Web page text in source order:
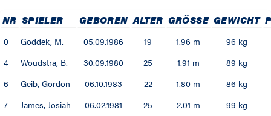
NR SPIELER GEBOREN ALTER GRÖSSE GEWICHT
0 Goddek, M. 05.09.1986 19 1.96 m
96 kg
4
Woudstra, B. 30.09.1980 25 1.91 m
89 kg
6
Geib, Gordon 06.10.1983 22 1.80 m
86 kg
7
James, Josiah 06.02.1981 25 2.01 m
99 kg